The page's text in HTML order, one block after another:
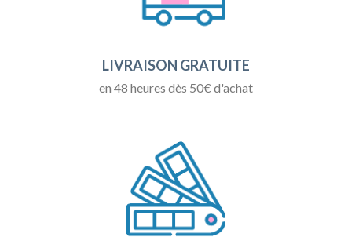
LIVRAISON GRATUITE
en 48 heures dès 50€ d'achat